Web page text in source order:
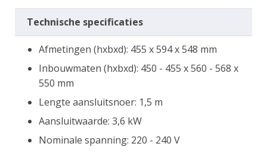
Technische specificaties
Afmetingen (hxbxd): 455 x 594 x 548 mm
Inbouwmaten (hxbxd): 450 - 455 x 560 - 568 x
550 mm
Lengte aansluitsnoer: 1,5 m
Aansluitwaarde: 3,6 kW
Nominale spanning: 220 - 240 V